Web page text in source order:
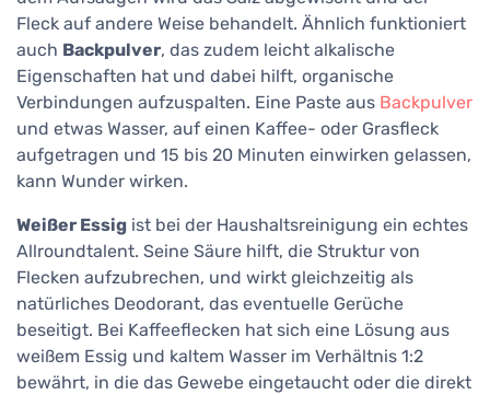
Fleck auf andere Weise behandelt. Ähnlich funktioniert
auch Backpulver, das zudem leicht alkalische
Eigenschaften hat und dabei hilft, organische
Verbindungen aufzuspalten. Eine Paste aus Backpulver
und etwas Wasser, auf einen Kaffee- oder Grasfleck
aufgetragen und 15 bis 20 Minuten einwirken gelassen,
kann Wunder wirken.
Weißer Essig ist bei der Haushaltsreinigung ein echtes
Allroundtalent. Seine Säure hilft, die Struktur von
Flecken aufzubrechen, und wirkt gleichzeitig als
natürliches Deodorant, das eventuelle Gerüche
beseitigt. Bei Kaffeeflecken hat sich eine Lösung aus
weißem Essig und kaltem Wasser im Verhältnis 1:2
bewährt, in die das Gewebe eingetaucht oder die direkt